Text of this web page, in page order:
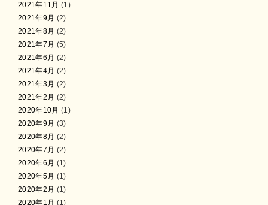
2021年11月 (1)
2021年9月 (2)
2021年8月 (2)
2021年7月 (5)
2021年6月 (2)
2021年4月 (2)
2021年3月 (2)
2021年2月 (2)
2020年10月 (1)
2020年9月 (3)
2020年8月 (2)
2020年7月 (2)
2020年6月 (1)
2020年5月 (1)
2020年2月 (1)
2020年1月 (1)